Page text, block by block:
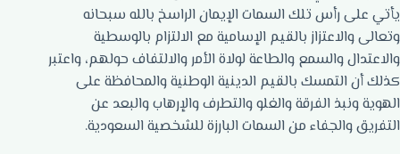
يأتي على رأس تلك السمات الإيمان الراسخ بالله سبحانه
وتعالى والاعتزاز بالقيم الإسامية مع الالتزام بالوسطية
والاعتدال والسمع والطاعة لولاة الأمر والالتفاف حولهم، واعتبر
كذلك أن التمسك بالقيم الدينية الوطنية والمحافظة على
الهوية ونبذ الفرقة والغلو والتطرف والإرهاب والبعد عن
التفريق والجفاء من السمات البارزة للشخصية السعودية.